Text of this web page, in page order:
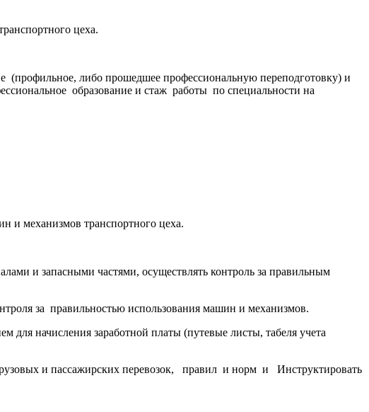
цеха.
(профильное, либо прошедшее профессиональную переподготовку) и
образование и стаж работы по специальности на
и механизмов транспортного цеха.
и запасными частями, осуществлять контроль за правильным
за правильностью использования машин и механизмов.
начисления заработной платы (путевые листы, табеля учета
и пассажирских перевозок, правил и норм и Инструктировать